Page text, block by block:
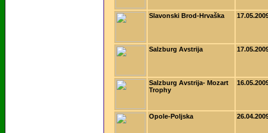
Slavonski Brod-Hrvaška
Salzburg Avstrija
Salzburg Avstrija- Mozart
Trophy
Opole-Poljska